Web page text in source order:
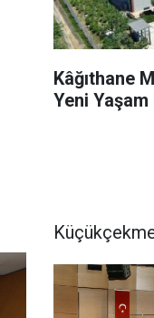
Kâğıthane
Yeni